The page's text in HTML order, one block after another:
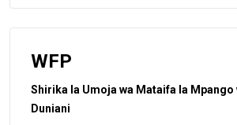
WFP
Shirika la Umoja wa Mataifa la Mpango
Duniani